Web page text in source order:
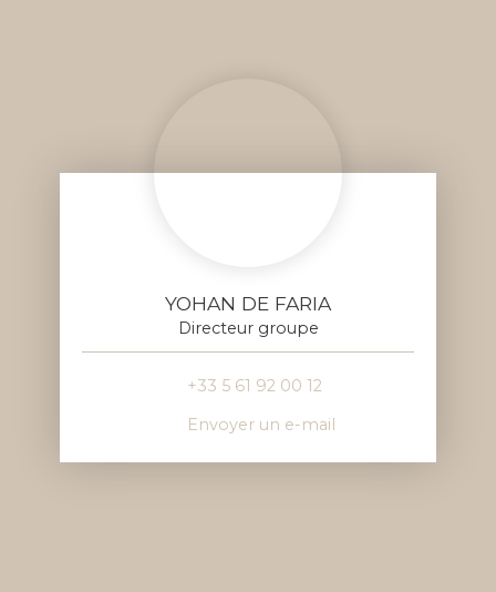
YOHAN DE FARIA
Directeur groupe
+33 5 61 92 00 12
Envoyer un e-mail